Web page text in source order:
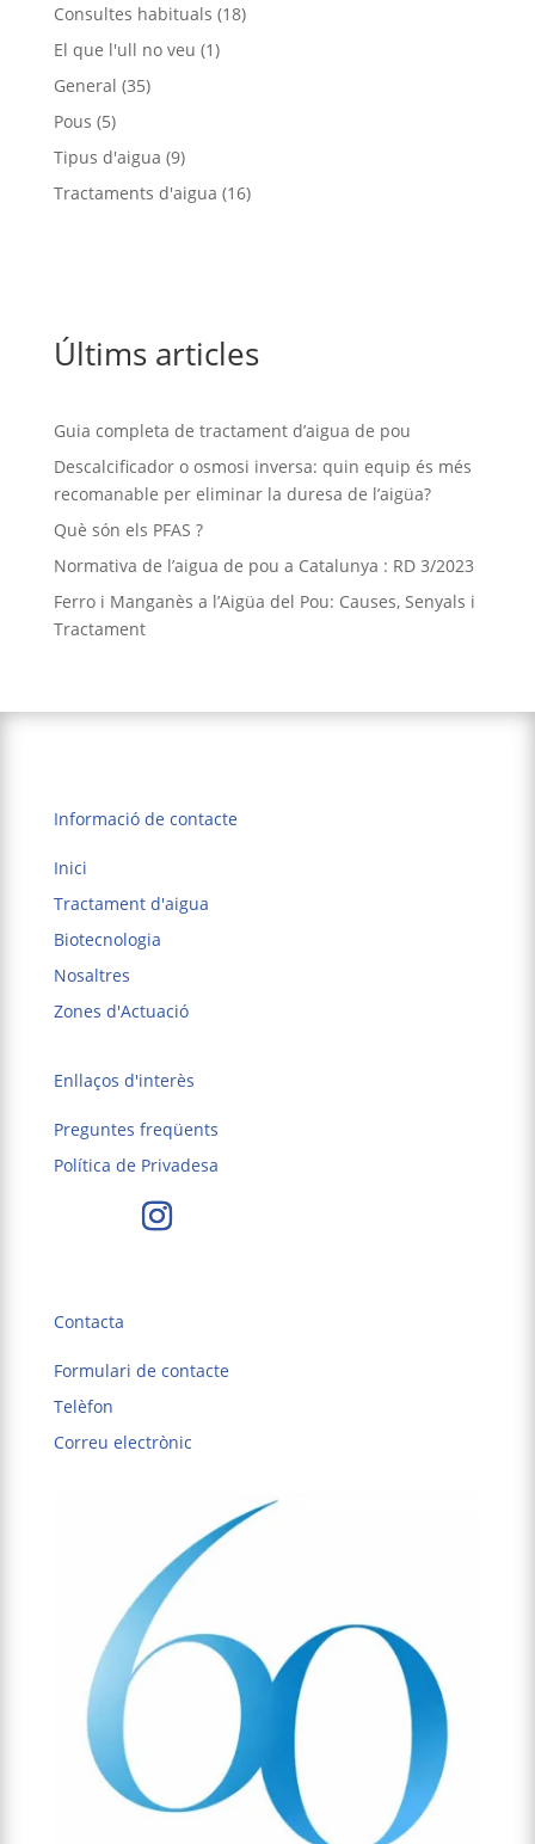
Consultes habituals (18)
El que l'ull no veu (1)
General (35)
Pous (5)
Tipus d'aigua (9)
Tractaments d'aigua (16)
Últims articles
Guia completa de tractament d’aigua de pou
Descalcificador o osmosi inversa: quin equip és més
recomanable per eliminar la duresa de l’aigüa?
Què són els PFAS ?
Normativa de l’aigua de pou a Catalunya : RD 3/2023
Ferro i Manganès a l’Aigüa del Pou: Causes, Senyals i
Tractament
Informació de contacte
Inici
Tractament d'aigua
Biotecnologia
Nosaltres
Zones d'Actuació
Enllaços d'interès
Preguntes freqüents
Política de Privadesa
Contacta
Formulari de contacte
Telèfon
Correu electrònic